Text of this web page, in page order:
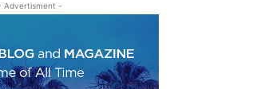
Advertisment -